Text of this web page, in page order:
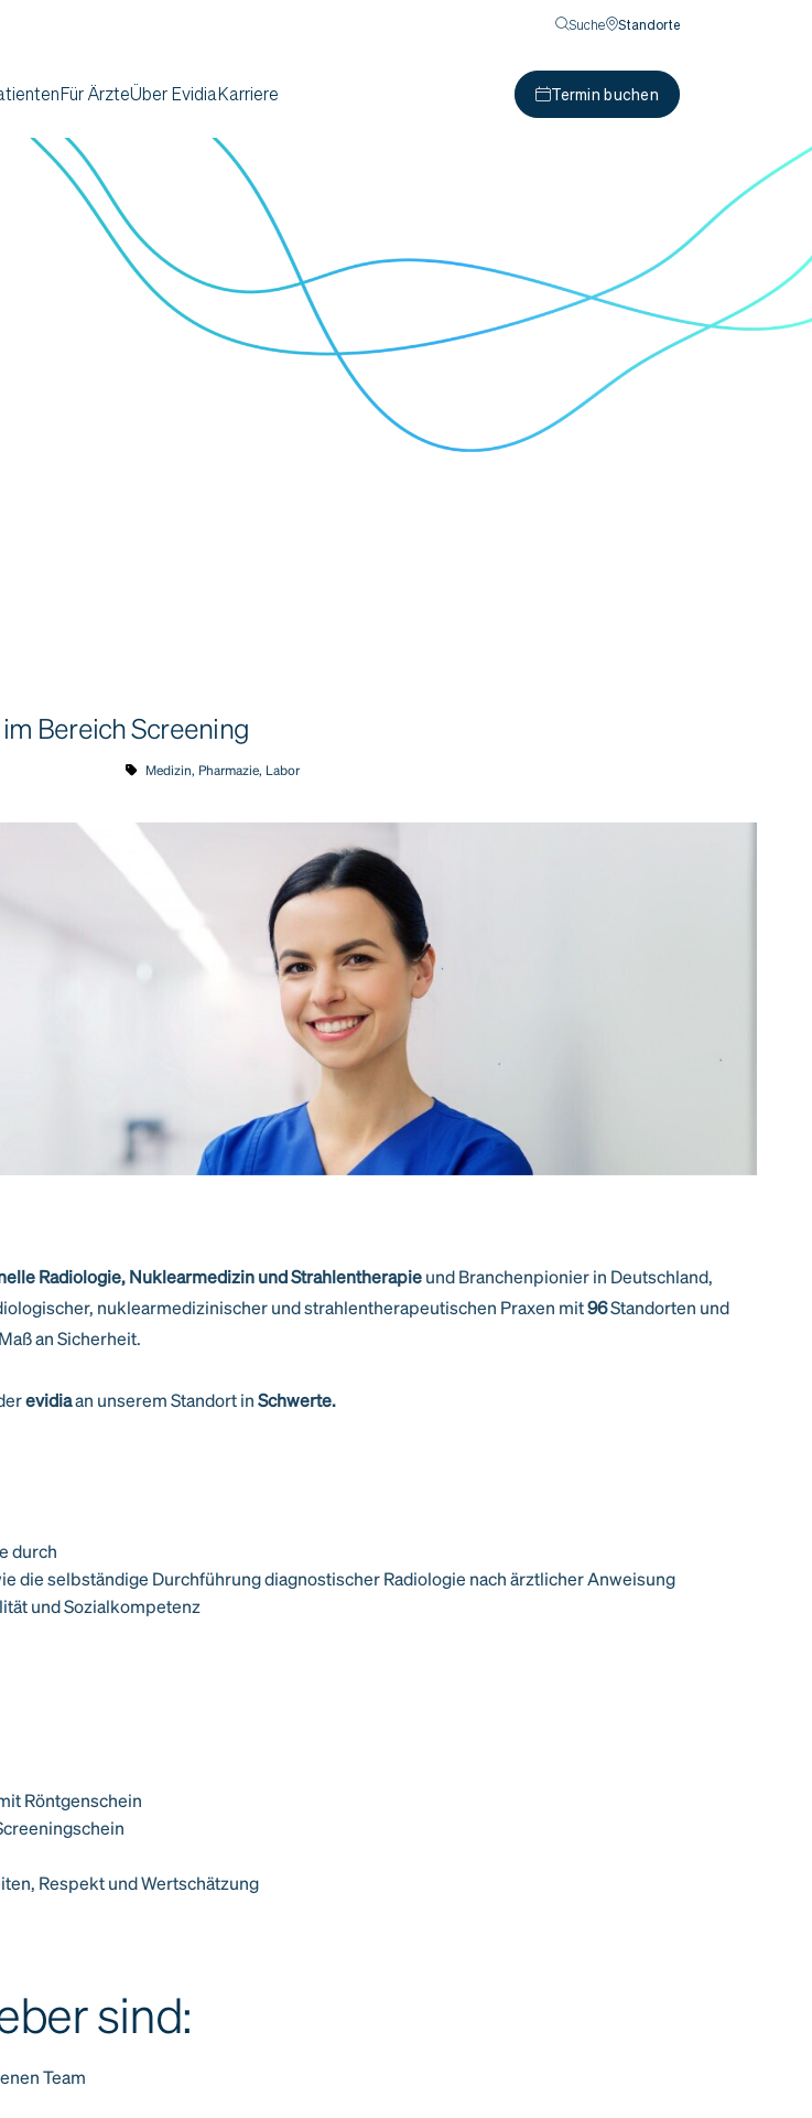
Suche Standorte
Für ÄrzteÜber EvidiaKarriere Termin buchen
Bereich Screening
Medizin, Pharmazie, Labor
Radiologie, Nuklearmedizin und Strahlentherapieund Branchenpionier in Deutschland,
nuklearmedizinischer und strahlentherapeutischen Praxen mit96Standorten und
an Sicherheit.
evidiaan unserem Standort inSchwerte.
durch
die selbständige Durchführung diagnostischer Radiologie nach ärztlicher Anweisung
und Sozialkompetenz
Röntgenschein
Respekt und Wertschätzung
sind:
Team